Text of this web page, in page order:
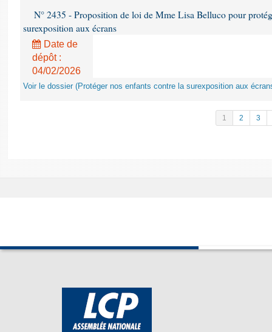
N° 2435 - Proposition de loi de Mme Lisa Belluco pour
surexposition aux écrans
Date de
dépôt :
04/02/2026
Voir le dossier (Protéger nos enfants contre la surexposition aux
1 2 3